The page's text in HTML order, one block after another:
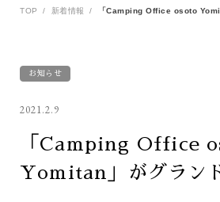
TOP 新着情報 「Camping Office osoto
お知らせ
2021.2.9
「Camping Office
Yomitan」がグラン